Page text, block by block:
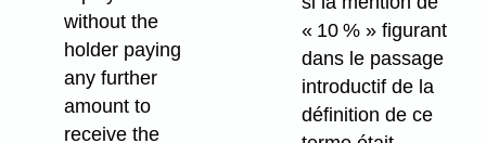
without the
holder paying
any further
amount to
receive the
« 10 % » figurant
dans le passage
introductif de la
définition de ce